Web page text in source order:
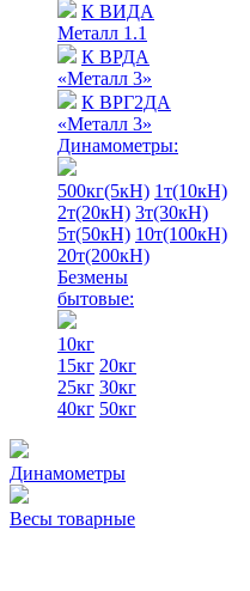
К ВИДА
Металл 1.1
К ВРДА
«Металл 3»
К ВРГ2ДА
«Металл 3»
Динамометры:
500кг(5кН) 1т(10кН)
2т(20кН) 3т(30кН)
5т(50кН) 10т(100кН)
20т(200кН)
Безмены
бытовые:
10кг
15кг 20кг
25кг 30кг
40кг 50кг
Динамометры
Весы товарные